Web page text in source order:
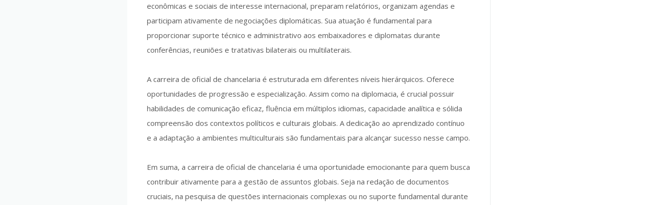
econômicas e sociais de interesse internacional, preparam relatórios, organizam agendas e
participam ativamente de negociações diplomáticas. Sua atuação é fundamental para
proporcionar suporte técnico e administrativo aos embaixadores e diplomatas durante
conferências, reuniões e tratativas bilaterais ou multilaterais.
A carreira de oficial de chancelaria é estruturada em diferentes níveis hierárquicos. Oferece
oportunidades de progressão e especialização. Assim como na diplomacia, é crucial possuir
habilidades de comunicação eficaz, fluência em múltiplos idiomas, capacidade analítica e sólida
compreensão dos contextos políticos e culturais globais. A dedicação ao aprendizado contínuo
e a adaptação a ambientes multiculturais são fundamentais para alcançar sucesso nesse campo.
Em suma, a carreira de oficial de chancelaria é uma oportunidade emocionante para quem busca
contribuir ativamente para a gestão de assuntos globais. Seja na redação de documentos
cruciais, na pesquisa de questões internacionais complexas ou no suporte fundamental durante